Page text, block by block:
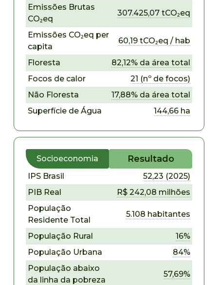
Emissões Brutas
CO₂eq
307.425,07 tCO₂eq
Emissões CO₂eq per
capita
60,19 tCO₂eq / hab
Floresta
82,12% da área total
Focos de calor
21 (nº de focos)
Não Floresta
17,88% da área total
Superfície de Água
144,66 ha
Socioeconomia Resultado
IPS Brasil
52,23 (2025)
PIB Real
R$ 242,08 milhões
População
Residente Total
5.108 habitantes
População Rural
16%
População Urbana
84%
População abaixo
da linha da pobreza
57,69%